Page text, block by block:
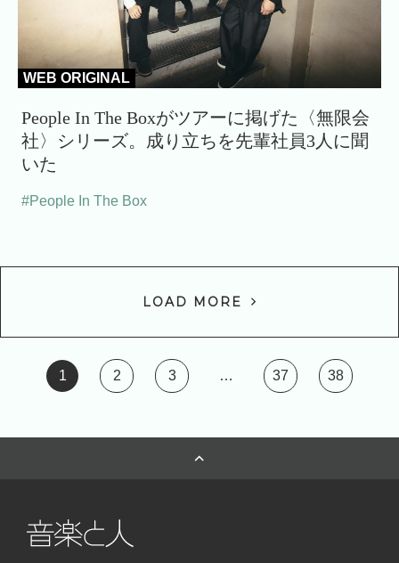
WEB ORIGINAL
People In The Boxがツアーに掲げた〈無限会
社〉シリーズ。成り立ちを先輩社員3人に聞
いた
#People In The Box
LOAD MORE
1 2 3 … 37 38